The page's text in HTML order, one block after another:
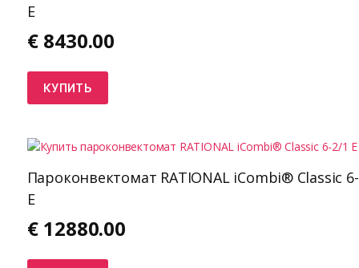
E
€ 8430.00
КУПИТЬ
Пароконвектомат RATIONAL iCombi® Classic
E
€ 12880.00